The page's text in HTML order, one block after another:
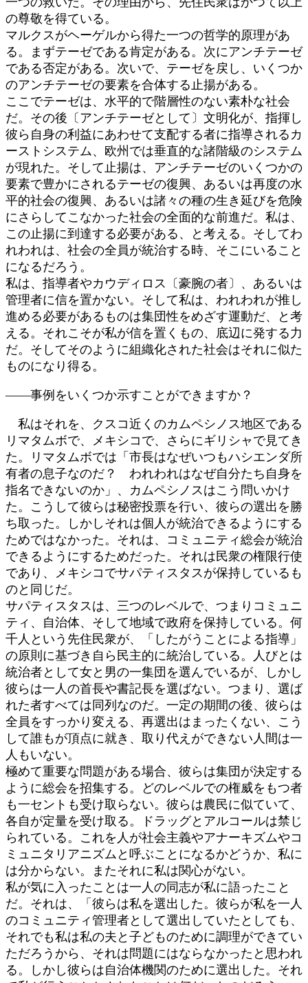
の尊敬を得ている。
マルクスがヘーゲルから得た一つの哲学的原理があ
る。まずテーゼである肯定がある。次にアンチテーゼ
である否定がある。次いで、テーゼを戻し、いくつか
のアンチテーゼの要素を合体する止揚がある。
ここでテーゼは、水平的で階層性のない素朴な社会
だ。その後〔アンチテーゼとして〕文明化が、指揮し
彼ら自身の利益にあわせて支配する者に指導されるカ
ーストシステム、欧州では垂直的な諸階級のシステム
が現れた。そして止揚は、アンチテーゼのいくつかの
要素で豊かにされるテーゼの復興、あるいは再度の水
平的社会の復興、あるいは諸々の種の生き延びを危険
にさらしてこなかった社会の全面的な前進だ。私は、
この止揚に到達する必要がある、と考える。そしてわ
れわれは、社会の全員が統治する時、そこにいること
になるだろう。
私は、指導者やカウディロス〔豪腕の者〕、あるいは
管理者に信を置かない。そして私は、われわれが推し
進める必要があるものは集団性をめざす運動だ、と考
える。それこそが私が信を置くもの、底辺に発する力
だ。そしてそのように組織化された社会はそれに似た
ものになり得る。
――事例をいくつか示すことができますか？
私はそれを、クスコ近くのカムペシノス地区である
リマタムボで、メキシコで、さらにギリシャで見てき
た。リマタムボでは「市長はなぜいつもハシエンダ所
有者の息子なのだ？ われわれはなぜ自分たち自身を
指名できないのか」、カムペシノスはこう問いかけ
た。こうして彼らは秘密投票を行い、彼らの選出を勝
ち取った。しかしそれは個人が統治できるようにする
ためではなかった。それは、コミュニティ総会が統治
できるようにするためだった。それは民衆の権限行使
であり、メキシコでサパティスタスが保持しているも
のと同じだ。
サパティスタスは、三つのレベルで、つまりコミュニ
ティ、自治体、そして地域で政府を保持している。何
千人という先住民衆が、「したがうことによる指導」
の原則に基づき自ら民主的に統治している。人びとは
統治者として女と男の一集団を選んでいるが、しかし
彼らは一人の首長や書記長を選ばない。つまり、選ば
れた者すべては同列なのだ。一定の期間の後、彼らは
全員をすっかり変える、再選出はまったくない、こう
して誰もが頂点に就き、取り代えができない人間は一
人もいない。
極めて重要な問題がある場合、彼らは集団が決定する
ように総会を招集する。どのレベルでの権威をもつ者
も一セントも受け取らない。彼らは農民に似ていて、
各自が定量を受け取る。ドラッグとアルコールは禁じ
られている。これを人が社会主義やアナーキズムやコ
ミュニタリアニズムと呼ぶことになるかどうか、私に
は分からない。またそれに私は関心がない。
私が気に入ったことは一人の同志が私に語ったこと
だ。それは、「彼らは私を選出した。彼らが私を一人
のコミュニティ管理者として選出していたとしても、
それでも私は私の夫と子どものために調理ができてい
ただろうから、それは問題にはならなかったと思われ
る。しかし彼らは自治体機関のために選出した。それ